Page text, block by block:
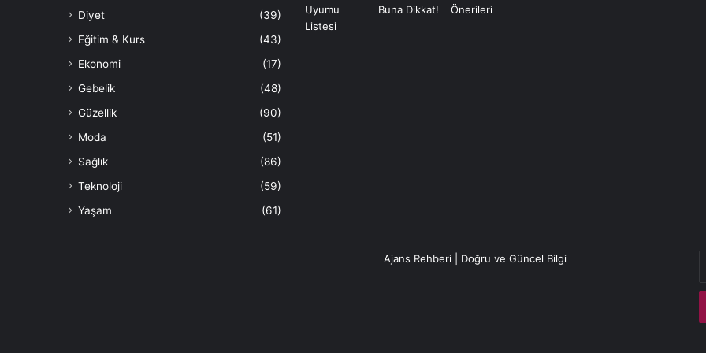
Diyet
(39)
Eğitim & Kurs
(43)
Ekonomi
(17)
Gebelik
(48)
Güzellik
(90)
Moda
(51)
Sağlık
(86)
Teknoloji
(59)
Yaşam
(61)
Ajans Rehberi | Doğru ve Güncel Bilgi